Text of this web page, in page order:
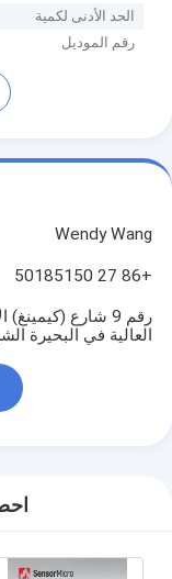
الحد الأدنى لكمية
رقم الموديل
Wendy Wang
+86 27 50185150
رقم 9 شارع
العالية في البحيرة الشرقية،